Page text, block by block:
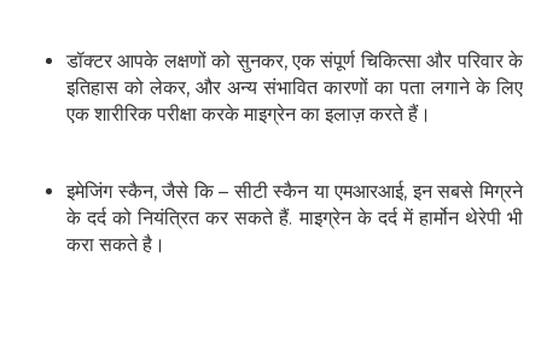
डॉक्टर आपके लक्षणों को सुनकर, एक संपूर्ण चिकित्सा और परिवार के
इतिहास को लेकर, और अन्य संभावित कारणों का पता लगाने के लिए
एक शारीरिक परीक्षा करके माइग्रेन का इलाज़ करते हैं।
इमेजिंग स्कैन, जैसे कि – सीटी स्कैन या एमआरआई, इन सबसे मिग्रने
के दर्द को नियंत्रित कर सकते हैं. माइग्रेन के दर्द में हार्मोन थेरेपी भी
करा सकते है।